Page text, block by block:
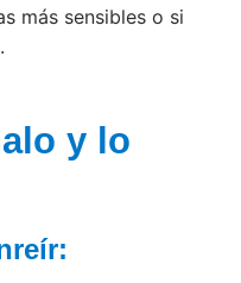
más sensibles o si
y lo